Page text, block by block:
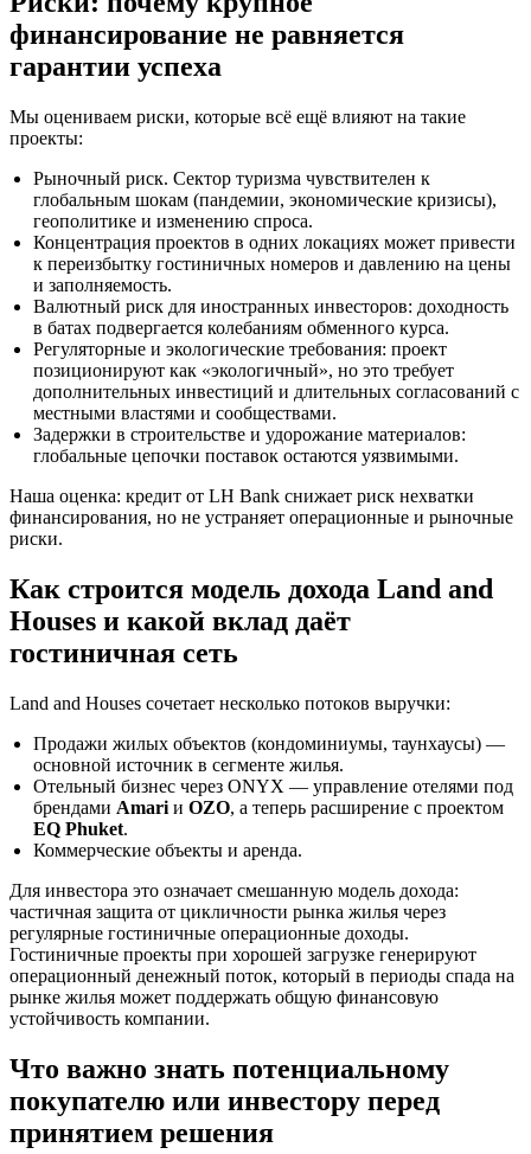
финансирование не равняется
гарантии успеха
Мы оцениваем риски, которые всё ещё влияют на такие
проекты:
Рыночный риск. Сектор туризма чувствителен к
глобальным шокам (пандемии, экономические кризисы),
геополитике и изменению спроса.
Концентрация проектов в одних локациях может привести
к переизбытку гостиничных номеров и давлению на цены
и заполняемость.
Валютный риск для иностранных инвесторов: доходность
в батах подвергается колебаниям обменного курса.
Регуляторные и экологические требования: проект
позиционируют как «экологичный», но это требует
дополнительных инвестиций и длительных согласований с
местными властями и сообществами.
Задержки в строительстве и удорожание материалов:
глобальные цепочки поставок остаются уязвимыми.
Наша оценка: кредит от LH Bank снижает риск нехватки
финансирования, но не устраняет операционные и рыночные
риски.
Как строится модель дохода Land and
Houses и какой вклад даёт
гостиничная сеть
Land and Houses сочетает несколько потоков выручки:
Продажи жилых объектов (кондоминиумы, таунхаусы) —
основной источник в сегменте жилья.
Отельный бизнес через ONYX — управление отелями под
брендами Amari и OZO, а теперь расширение с проектом
EQ Phuket.
Коммерческие объекты и аренда.
Для инвестора это означает смешанную модель дохода:
частичная защита от цикличности рынка жилья через
регулярные гостиничные операционные доходы.
Гостиничные проекты при хорошей загрузке генерируют
операционный денежный поток, который в периоды спада на
рынке жилья может поддержать общую финансовую
устойчивость компании.
Что важно знать потенциальному
покупателю или инвестору перед
принятием решения